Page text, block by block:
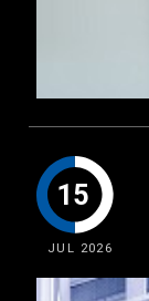
15
JUL 2026